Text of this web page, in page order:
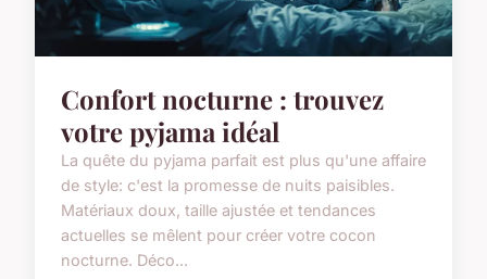
Confort nocturne : trouvez
votre pyjama idéal
La quête du pyjama parfait est plus qu'une affaire
de style: c'est la promesse de nuits paisibles.
Matériaux doux, taille ajustée et tendances
actuelles se mêlent pour créer votre cocon
nocturne. Déco...